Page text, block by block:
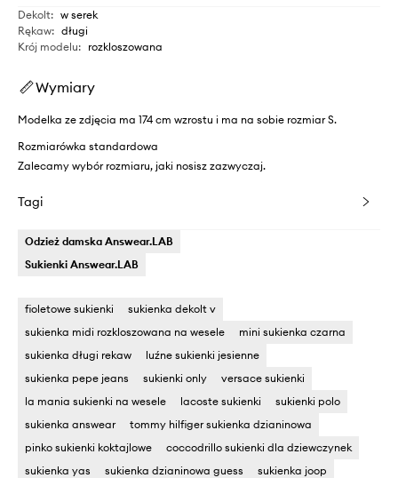
Dekolt: w serek
Rękaw: długi
Krój modelu: rozkloszowana
Wymiary
Modelka ze zdjęcia ma 174 cm wzrostu i ma na sobie rozmiar S.
Rozmiarówka standardowa
Zalecamy wybór rozmiaru, jaki nosisz zazwyczaj.
Tagi
Odzież damska Answear.LAB
Sukienki Answear.LAB
fioletowe sukienki
sukienka dekolt v
sukienka midi rozkloszowana na wesele
mini sukienka czarna
sukienka długi rekaw
luźne sukienki jesienne
sukienka pepe jeans
sukienki only
versace sukienki
la mania sukienki na wesele
lacoste sukienki
sukienki polo
sukienka answear
tommy hilfiger sukienka dzianinowa
pinko sukienki koktajlowe
coccodrillo sukienki dla dziewczynek
sukienka yas
sukienka dzianinowa guess
sukienka joop